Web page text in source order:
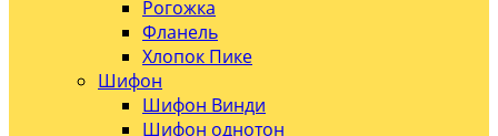
Рогожка
Фланель
Хлопок Пике
Шифон
Шифон Винди
Шифон однотон